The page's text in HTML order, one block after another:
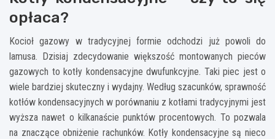
opłaca?
Kocioł gazowy w tradycyjnej formie odchodzi już powoli do
lamusa. Dzisiaj zdecydowanie większość montowanych pieców
gazowych to kotły kondensacyjne dwufunkcyjne. Taki piec jest o
wiele bardziej skuteczny i wydajny. Według szacunków, sprawność
kotłów kondensacyjnych w porównaniu z kotłami tradycyjnymi jest
wyższa nawet o kilkanaście punktów procentowych. To pozwala
na znaczące obniżenie rachunków. Kotły kondensacyjne są nieco